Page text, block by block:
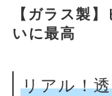
【ガラス製
いに最高
リアル！